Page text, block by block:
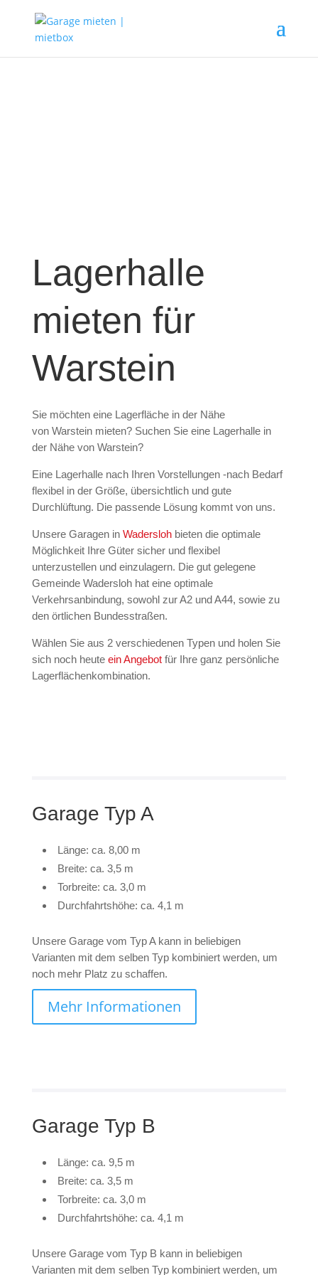
Lagerhalle
mieten für
Warstein
Sie möchten eine Lagerfläche in der Nähe
von Warstein mieten? Suchen Sie eine Lagerhalle in
der Nähe von Warstein?
Eine Lagerhalle nach Ihren Vorstellungen -nach Bedarf
flexibel in der Größe, übersichtlich und gute
Durchlüftung. Die passende Lösung kommt von uns.
Unsere Garagen in Waderslohbieten die optimale
Möglichkeit Ihre Güter sicher und flexibel
unterzustellen und einzulagern. Die gut gelegene
Gemeinde Wadersloh hat eine optimale
Verkehrsanbindung, sowohl zur A2 und A44, sowie zu
den örtlichen Bundesstraßen.
Wählen Sie aus 2 verschiedenen Typen und holen Sie
sich noch heute ein Angebot für Ihre ganz persönliche
Lagerflächenkombination.
Garage Typ A
Länge: ca. 8,00 m
Breite: ca. 3,5 m
Torbreite: ca. 3,0 m
Durchfahrtshöhe: ca. 4,1 m
Unsere Garage vom Typ A kann in beliebigen
Varianten mit dem selben Typ kombiniert werden, um
noch mehr Platz zu schaffen.
Mehr Informationen
Garage Typ B
Länge: ca. 9,5 m
Breite: ca. 3,5 m
Torbreite: ca. 3,0 m
Durchfahrtshöhe: ca. 4,1 m
Unsere Garage vom Typ B kann in beliebigen
Varianten mit dem selben Typ kombiniert werden, um